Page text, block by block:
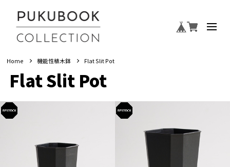
Home 機能性植木鉢 Flat Slit Pot
Flat Slit Pot